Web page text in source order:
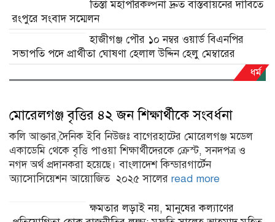
কলি আক্তার,দৈনিক ইবি নিউজঃ বাগেরহাটের মোরেলগঞ্জ মডেল
একাডেমি থেকে বৃত্তি পাওয়া শিক্ষার্থীদেরকে ক্রেস্ট, সনদপত্র ও
নগদ অর্থ প্রদানকরা হয়েছে। বাংলাদেশ কিন্ডারগার্টেন
অ্যাসোসিয়েশন আয়োজিত ২০২৫ সালেরread more
ক্ষমতার লড়াই নয়, মানুষের কল্যাণের
মোরেলগঞ্জে জুলাই গণঅভ্যুত্থান দিবস
পালিত
মোরেলগঞ্জে গাছে ঝুলতে থাকা মরদেহ উদ্ধার
বাগেরহাটে মোরেলগঞ্জে সেপটি ট্যাংকির
দেয়াল ধসে শ্রমিক নিহত